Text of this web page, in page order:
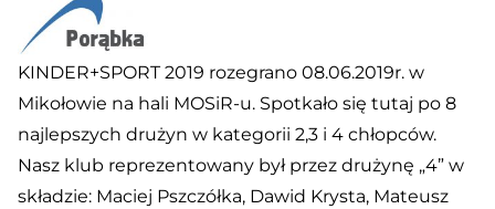
KINDER+SPORT 2019 rozegrano 08.06.2019r. w
Mikołowie na hali MOSiR-u. Spotkało się tutaj po 8
najlepszych drużyn w kategorii 2,3 i 4 chłopców.
Nasz klub reprezentowany był przez drużynę „4” w
składzie: Maciej Pszczółka, Dawid Krysta, Mateusz